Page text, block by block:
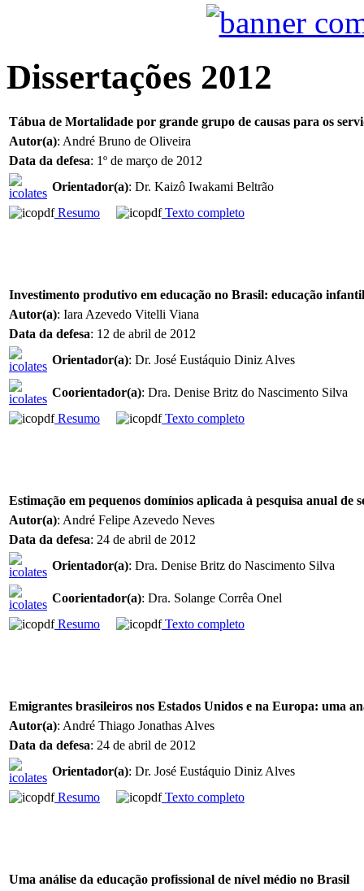
Dissertações 2012
Tábua de Mortalidade por grande grupo de causas para os
Autor(a): André Bruno de Oliveira
Data da defesa: 1º de março de 2012
Orientador(a): Dr. Kaizô Iwakami Beltrão
Resumo
Texto completo
Investimento produtivo em educação no Brasil: educação
Autor(a): Iara Azevedo Vitelli Viana
Data da defesa: 12 de abril de 2012
Orientador(a): Dr. José Eustáquio Diniz Alves
Coorientador(a): Dra. Denise Britz do Nascimento Silva
Resumo
Texto completo
Estimação em pequenos domínios aplicada à pesquisa anual de
Autor(a): André Felipe Azevedo Neves
Data da defesa: 24 de abril de 2012
Orientador(a): Dra. Denise Britz do Nascimento Silva
Coorientador(a): Dra. Solange Corrêa Onel
Resumo
Texto completo
Emigrantes brasileiros nos Estados Unidos e na Europa: uma
Autor(a): André Thiago Jonathas Alves
Data da defesa: 24 de abril de 2012
Orientador(a): Dr. José Eustáquio Diniz Alves
Resumo
Texto completo
Uma análise da educação profissional de nível médio no Brasil